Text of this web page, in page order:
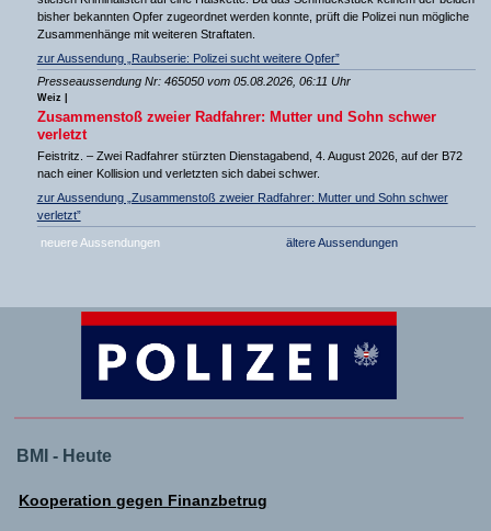
bisher bekannten Opfer zugeordnet werden konnte, prüft die Polizei nun mögliche
Zusammenhänge mit weiteren Straftaten.
zur Aussendung „Raubserie: Polizei sucht weitere Opfer”
Presseaussendung Nr: 465050 vom 05.08.2026, 06:11 Uhr
Weiz |
Zusammenstoß zweier Radfahrer: Mutter und Sohn schwer
verletzt
Feistritz. – Zwei Radfahrer stürzten Dienstagabend, 4. August 2026, auf der B72
nach einer Kollision und verletzten sich dabei schwer.
zur Aussendung „Zusammenstoß zweier Radfahrer: Mutter und Sohn schwer
verletzt”
neuere Aussendungen ältere Aussendungen
BMI - Heute
Kooperation gegen Finanzbetrug